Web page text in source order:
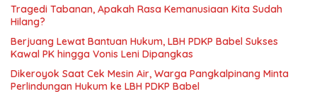
Tragedi Tabanan, Apakah Rasa Kemanusiaan Kita Sudah
Hilang?
Berjuang Lewat Bantuan Hukum, LBH PDKP Babel Sukses
Kawal PK hingga Vonis Leni Dipangkas
Dikeroyok Saat Cek Mesin Air, Warga Pangkalpinang Minta
Perlindungan Hukum ke LBH PDKP Babel